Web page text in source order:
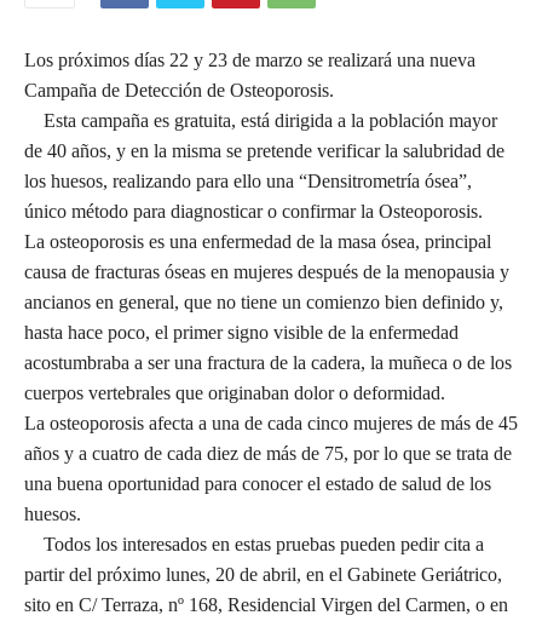
Los próximos días 22 y 23 de marzo se realizará una nueva
Campaña de Detección de Osteoporosis.
Esta campaña es gratuita, está dirigida a la población mayor
de 40 años, y en la misma se pretende verificar la salubridad de
los huesos, realizando para ello una “Densitrometría ósea”,
único método para diagnosticar o confirmar la Osteoporosis.
La osteoporosis es una enfermedad de la masa ósea, principal
causa de fracturas óseas en mujeres después de la menopausia y
ancianos en general, que no tiene un comienzo bien definido y,
hasta hace poco, el primer signo visible de la enfermedad
acostumbraba a ser una fractura de la cadera, la muñeca o de los
cuerpos vertebrales que originaban dolor o deformidad.
La osteoporosis afecta a una de cada cinco mujeres de más de 45
años y a cuatro de cada diez de más de 75, por lo que se trata de
una buena oportunidad para conocer el estado de salud de los
huesos.
Todos los interesados en estas pruebas pueden pedir cita a
partir del próximo lunes, 20 de abril, en el Gabinete Geriátrico,
sito en C/ Terraza, nº 168, Residencial Virgen del Carmen, o en